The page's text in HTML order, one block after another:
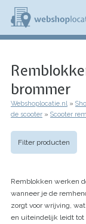
Overslaan
naar
de
b
s
h
p
l
o
a
e
.
n
l
brommer
Kruimelpad
Webshoplocatie.nl
de scooter
Scooter
Filter producten
Remblokken werken
wanneer je de
zorgt voor wrijving,
en uiteindelijk leidt tot